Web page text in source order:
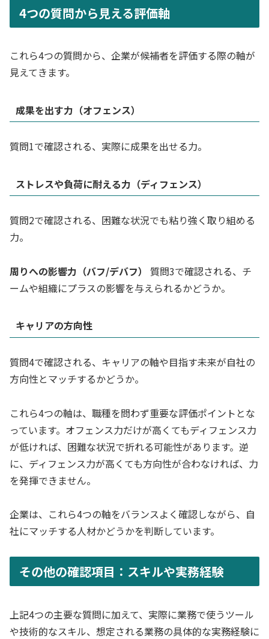
4つの質問から見える評価軸
これら4つの質問から、企業が候補者を評価する際の軸が
見えてきます。
成果を出す力（オフェンス）
質問1で確認される、実際に成果を出せる力。
ストレスや負荷に耐える力（ディフェンス）
質問2で確認される、困難な状況でも粘り強く取り組める
力。
周りへの影響力（バフ/デバフ）
質問3で確認される、チ
ームや組織にプラスの影響を与えられるかどうか。
キャリアの方向性
質問4で確認される、キャリアの軸や目指す未来が自社の
方向性とマッチするかどうか。
これら4つの軸は、職種を問わず重要な評価ポイントとな
っています。オフェンス力だけが高くてもディフェンス力
が低ければ、困難な状況で折れる可能性があります。逆
に、ディフェンス力が高くても方向性が合わなければ、力
を発揮できません。
企業は、これら4つの軸をバランスよく確認しながら、自
社にマッチする人材かどうかを判断しています。
その他の確認項目：スキルや実務経験
上記4つの主要な質問に加えて、実際に業務で使うツール
や技術的なスキル、想定される業務の具体的な実務経験に